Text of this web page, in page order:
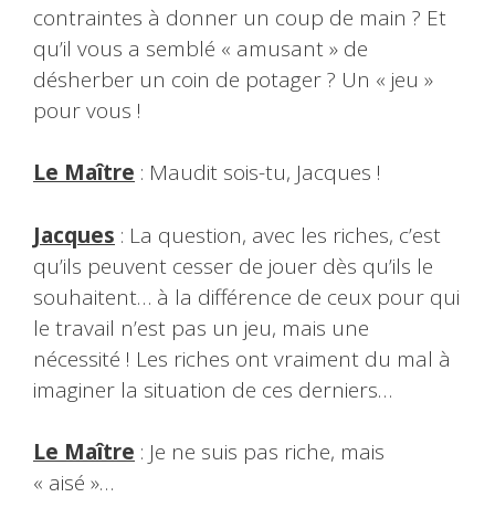
contraintes à donner un coup de main ? Et
qu’il vous a semblé « amusant » de
désherber un coin de potager ? Un « jeu »
pour vous !
Le Maître : Maudit sois-tu, Jacques !
Jacques : La question, avec les riches, c’est
qu’ils peuvent cesser de jouer dès qu’ils le
souhaitent… à la différence de ceux pour qui
le travail n’est pas un jeu, mais une
nécessité ! Les riches ont vraiment du mal à
imaginer la situation de ces derniers…
Le Maître : Je ne suis pas riche, mais
« aisé »…